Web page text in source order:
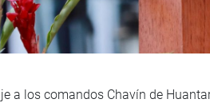
a los comandos Chavín de